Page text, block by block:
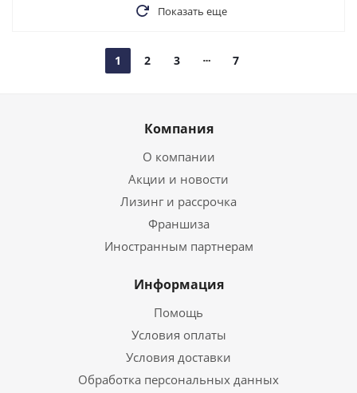
Показать еще
1 2 3 7
Компания
О компании
Акции и новости
Лизинг и рассрочка
Франшиза
Иностранным партнерам
Информация
Помощь
Условия оплаты
Условия доставки
Обработка персональных данных